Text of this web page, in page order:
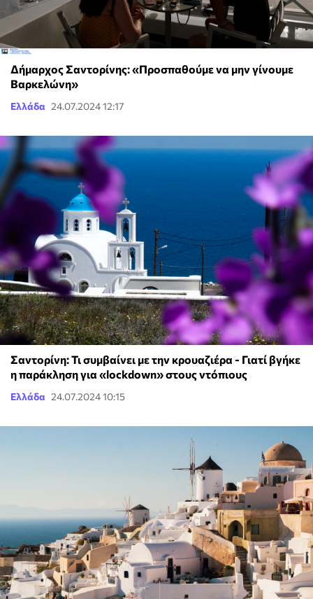
Δήμαρχος Σαντορίνης: «Προσπαθούμε να μην γίνουμε
Βαρκελώνη»
Ελλάδα 24.07.2024 12:17
Σαντορίνη: Τι συμβαίνει με την κρουαζιέρα - Γιατί βγήκε
η παράκληση για «lockdown» στους ντόπιους
Ελλάδα 24.07.2024 10:15